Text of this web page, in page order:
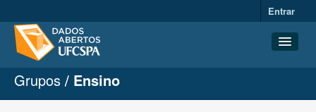
Entrar
Conjuntos de dados
Organizações
Grupos Ensino